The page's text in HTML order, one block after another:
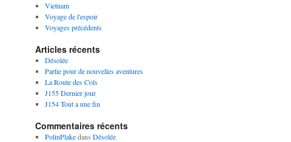
Vietnam
Voyage de l'espoir
Voyages précédents
Articles récents
Désolée
Partie pour de nouvelles aventures
La Route des Cols
J155 Dernier jour
J154 Tout a une fin
Commentaires récents
PolinPlakedans Désolée